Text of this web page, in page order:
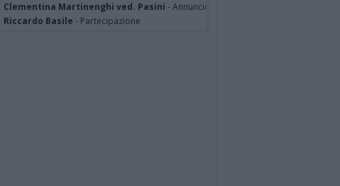
Clementina Martinenghi ved. Pasini - Annuncio famiglia
Riccardo Basile - Partecipazione